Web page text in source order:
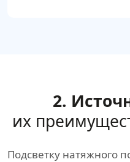
2.
их
Подсветку натяжного